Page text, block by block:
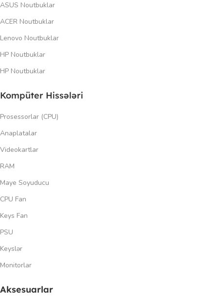
ASUS Noutbuklar
ACER Noutbuklar
Lenovo Noutbuklar
HP Noutbuklar
HP Noutbuklar
Kompüter Hissələri
Prosessorlar (CPU)
Anaplatalar
Videokartlar
RAM
Maye Soyuducu
CPU Fan
Keys Fan
PSU
Keyslər
Monitorlar
Aksesuarlar